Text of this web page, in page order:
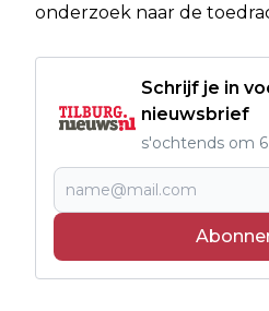
onderzoek naar de
Schrijf je in
nieuwsbrief
s'ochtends om